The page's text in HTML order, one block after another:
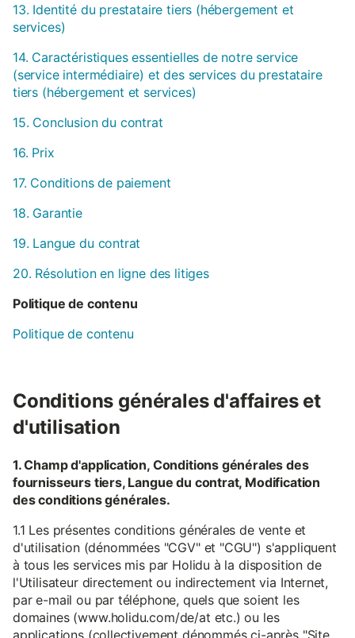
13. Identité du prestataire tiers (hébergement et
services)
14. Caractéristiques essentielles de notre service
(service intermédiaire) et des services du prestataire
tiers (hébergement et services)
15. Conclusion du contrat
16. Prix
17. Conditions de paiement
18. Garantie
19. Langue du contrat
20. Résolution en ligne des litiges
Politique de contenu
Politique de contenu
Conditions générales d'affaires et
d'utilisation
1. Champ d'application, Conditions générales des
fournisseurs tiers, Langue du contrat, Modification
des conditions générales.
1.1 Les présentes conditions générales de vente et
d'utilisation (dénommées "CGV" et "CGU") s'appliquent
à tous les services mis par Holidu à la disposition de
l'Utilisateur directement ou indirectement via Internet,
par e-mail ou par téléphone, quels que soient les
domaines (www.holidu.com/de/at etc.) ou les